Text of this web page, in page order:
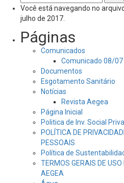
por:
Você está navegando no
julho de 2017.
Páginas
Comunicados
Comunicado 08/07
Documentos
Esgotamento Sanitário
Notícias
Revista Aegea
Página Inicial
Politica de Inv. Social
POLÍTICA DE
PESSOAIS
Política de
TERMOS GERAIS DE
AEGEA